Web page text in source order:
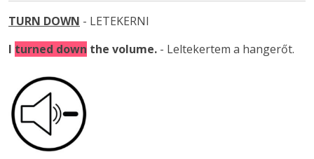
TURN DOWN - LETEKERNI
I turned down the volume. - Leltekertem a hangerőt.